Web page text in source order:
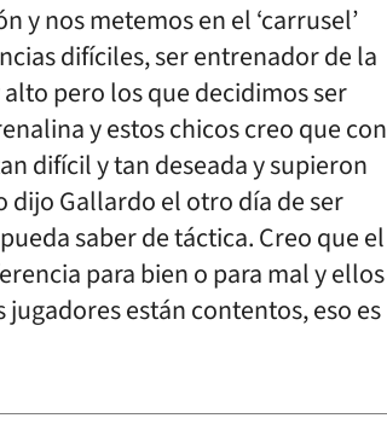
y nos metemos en el ‘carrusel’
difíciles, ser entrenador de la
pero los que decidimos ser
y estos chicos creo que con
difícil y tan deseada y supieron
dijo Gallardo el otro día de ser
saber de táctica. Creo que el
para bien o para mal y ellos
están contentos, eso es